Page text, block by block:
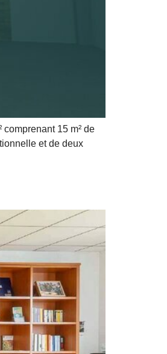
15 m² de
et de deux